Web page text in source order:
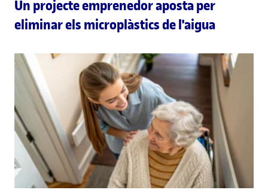
Un projecte emprenedor aposta per
eliminar els microplàstics de l'aigua